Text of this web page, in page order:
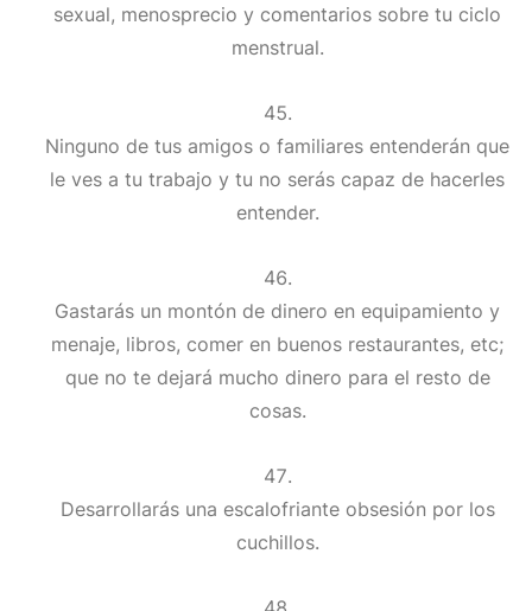
sexual, menosprecio y comentarios sobre tu ciclo
menstrual.
Ninguno de tus amigos o familiares entenderán que
le ves a tu trabajo y tu no serás capaz de hacerles
entender.
Gastarás un montón de dinero en equipamiento y
menaje, libros, comer en buenos restaurantes, etc;
que no te dejará mucho dinero para el resto de
cosas.
Desarrollarás una escalofriante obsesión por los
cuchillos.